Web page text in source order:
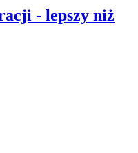
- lepszy niż